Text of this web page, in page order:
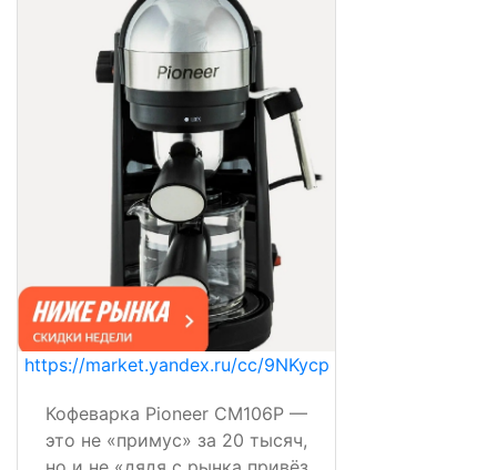
https://market.yandex.ru/cc/9NKycp
Кофеварка Pioneer CM106P —
это не «примус» за 20 тысяч,